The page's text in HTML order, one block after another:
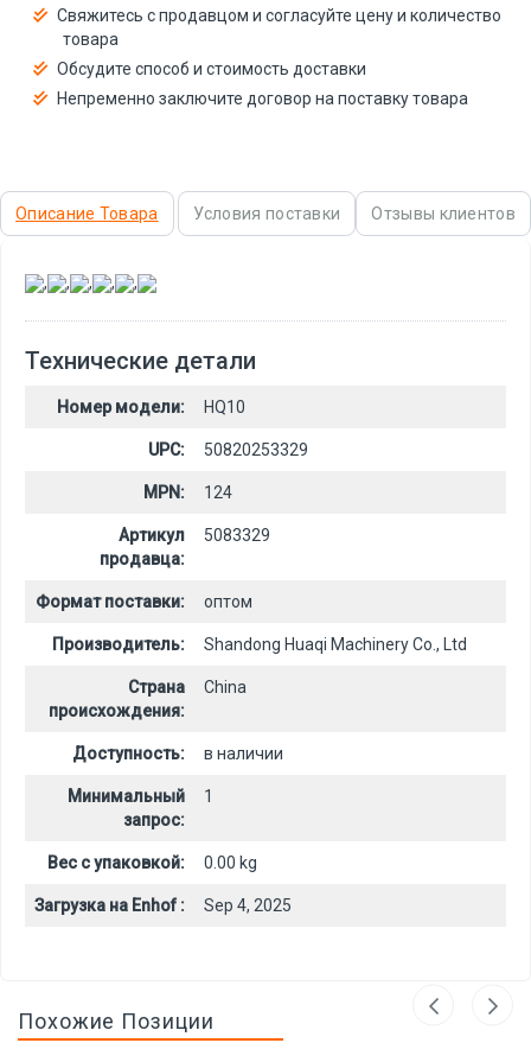
Свяжитесь с продавцом и согласуйте цену и количество
товара
Обсудите способ и стоимость доставки
Непременно заключите договор на поставку товара
Описание Товара Условия поставки Отзывы клиентов
, , , , ,
Технические детали
Номер модели: HQ10
UPC: 50820253329
MPN: 124
Артикул
продавца:
5083329
Формат поставки: оптом
Производитель: Shandong Huaqi Machinery Co., Ltd
Страна
происхождения:
China
Доступность: в наличии
Минимальный
запрос:
1
Вес с упаковкой: 0.00 kg
Загрузка на Enhof : Sep 4, 2025
Похожие Позиции